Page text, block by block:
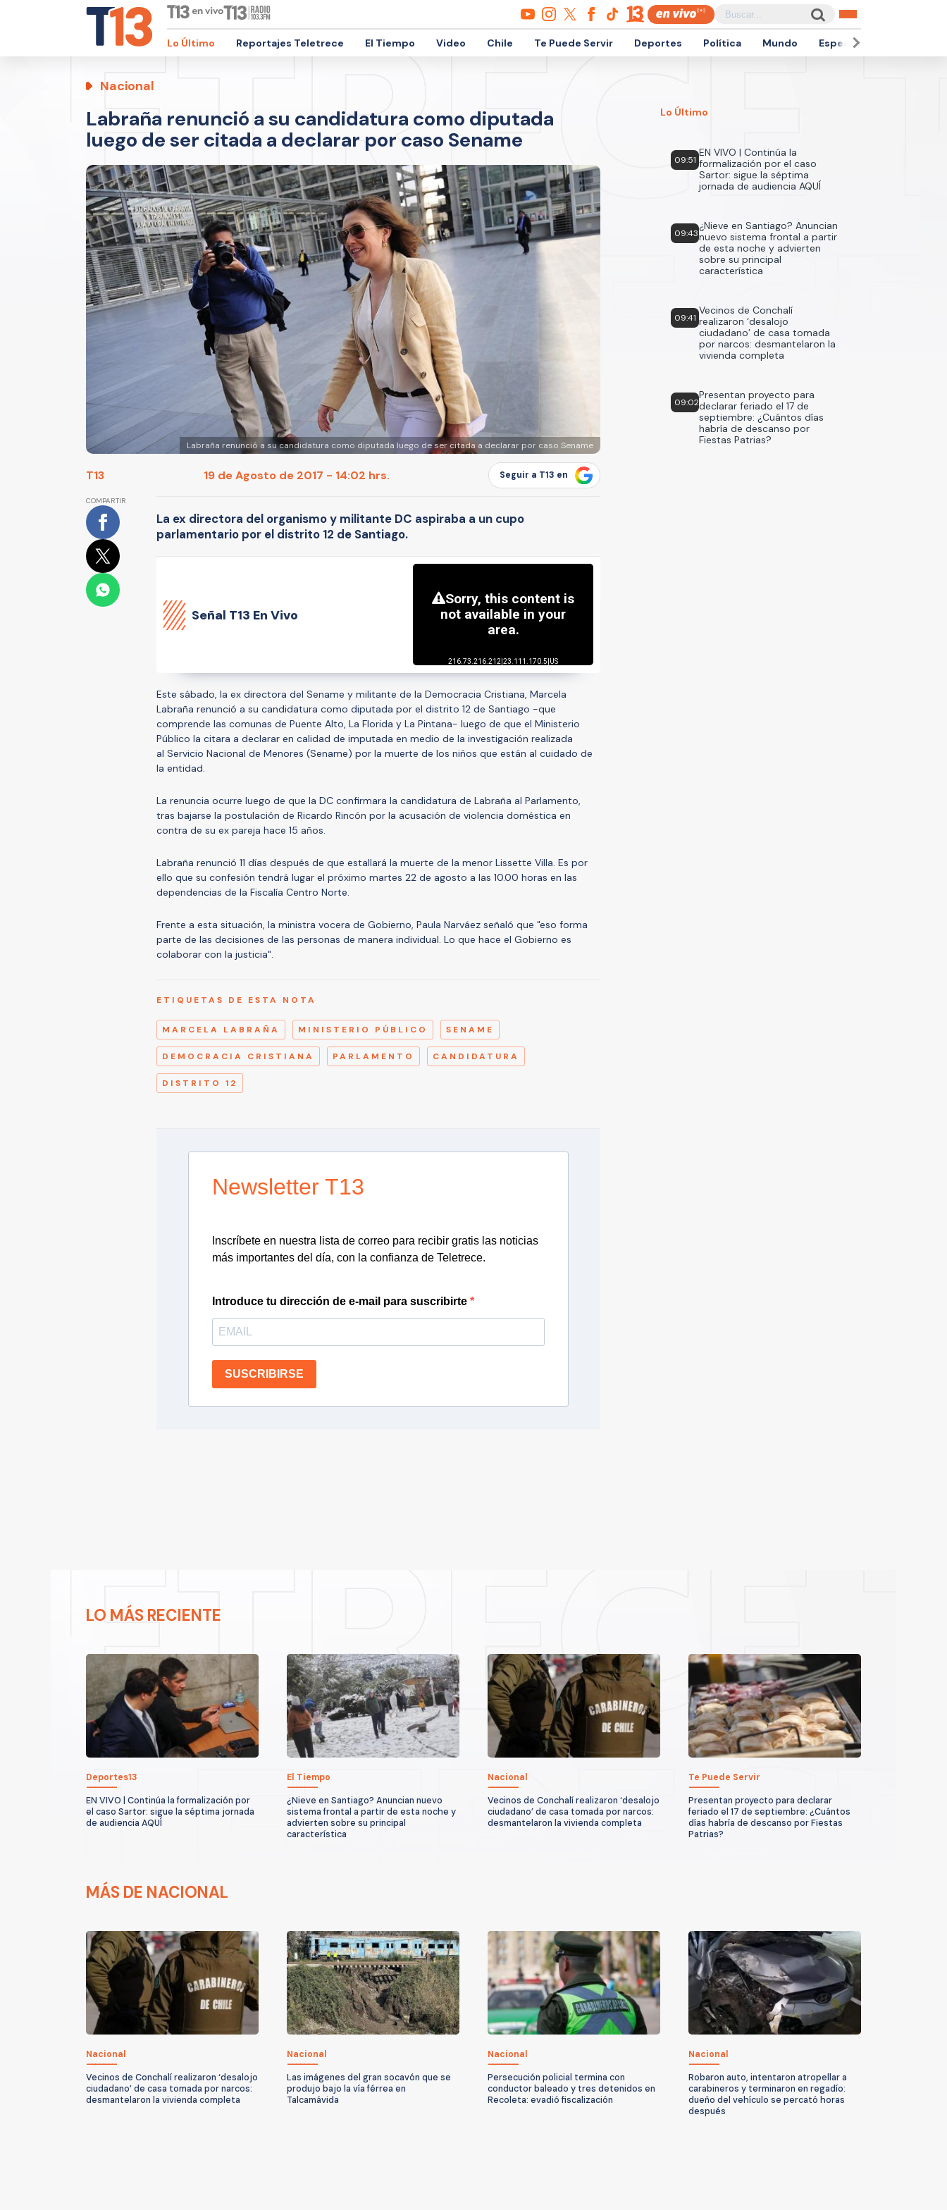
Lo Último Reportajes Teletrece El Tiempo Video Chile Te Puede Servir Deportes Política Mundo Espectáculos
Nacional
Labraña renunció a su candidatura como diputada
luego de ser citada a declarar por caso Sename
Labraña renunció a su candidatura como diputada luego de ser citada a declarar por caso Sename
T13 19 de Agosto de 2017 - 14:02 hrs. Seguir a T13 en
COMPARTIR
La ex directora del organismo y militante DC aspiraba a un cupo
parlamentario por el distrito 12 de Santiago.
Señal T13 En Vivo
Este sábado, la ex directora del Sename y militante de la Democracia Cristiana, Marcela
Labraña renunció a su candidatura como diputada por el distrito 12 de Santiago -que
comprende las comunas de Puente Alto, La Florida y La Pintana- luego de que el Ministerio
Público la citara a declarar en calidad de imputada en medio de la investigación realizada
al Servicio Nacional de Menores (Sename) por la muerte de los niños que están al cuidado de
la entidad.
La renuncia ocurre luego de que la DC confirmara la candidatura de Labraña al Parlamento,
tras bajarse la postulación de Ricardo Rincón por la acusación de violencia doméstica en
contra de su ex pareja hace 15 años.
Labraña renunció 11 días después de que estallará la muerte de la menor Lissette Villa. Es por
ello que su confesión tendrá lugar el próximo martes 22 de agosto a las 10.00 horas en las
dependencias de la Fiscalía Centro Norte.
Frente a esta situación, la ministra vocera de Gobierno, Paula Narváez señaló que "eso forma
parte de las decisiones de las personas de manera individual. Lo que hace el Gobierno es
colaborar con la justicia".
ETIQUETAS DE ESTA NOTA
MARCELA LABRAÑA MINISTERIO PÚBLICO SENAME
DEMOCRACIA CRISTIANA PARLAMENTO CANDIDATURA
DISTRITO 12
Newsletter T13
Inscríbete en nuestra lista de correo para recibir gratis las noticias
más importantes del día, con la confianza de Teletrece.
Introduce tu dirección de e-mail para suscribirte
SUSCRIBIRSE
Lo Último
09:51
EN VIVO | Continúa la
formalización por el caso
Sartor: sigue la séptima
jornada de audiencia AQUÍ
09:43
¿Nieve en Santiago? Anuncian
nuevo sistema frontal a partir
de esta noche y advierten
sobre su principal
característica
09:41
Vecinos de Conchalí
realizaron ‘desalojo
ciudadano’ de casa tomada
por narcos: desmantelaron la
vivienda completa
09:02
Presentan proyecto para
declarar feriado el 17 de
septiembre: ¿Cuántos días
habría de descanso por
Fiestas Patrias?
LO MÁS RECIENTE
Deportes13
EN VIVO | Continúa la formalización por
el caso Sartor: sigue la séptima jornada
de audiencia AQUÍ
El Tiempo
¿Nieve en Santiago? Anuncian nuevo
sistema frontal a partir de esta noche y
advierten sobre su principal
característica
Nacional
Vecinos de Conchalí realizaron ‘desalojo
ciudadano’ de casa tomada por narcos:
desmantelaron la vivienda completa
Te Puede Servir
Presentan proyecto para declarar
feriado el 17 de septiembre: ¿Cuántos
días habría de descanso por Fiestas
Patrias?
MÁS DE NACIONAL
Nacional
Vecinos de Conchalí realizaron ‘desalojo
ciudadano’ de casa tomada por narcos:
desmantelaron la vivienda completa
Nacional
Las imágenes del gran socavón que se
produjo bajo la vía férrea en
Talcamávida
Nacional
Persecución policial termina con
conductor baleado y tres detenidos en
Recoleta: evadió fiscalización
Nacional
Robaron auto, intentaron atropellar a
carabineros y terminaron en regadío:
dueño del vehículo se percató horas
después